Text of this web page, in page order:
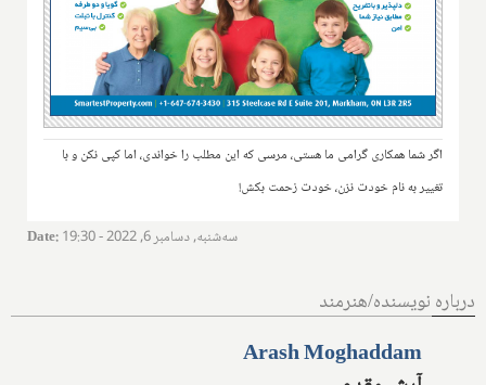
اگر شما همکاری گرامی ما هستی، مرسی که این مطلب را خواندی، اما کپی نکن و با
تغییر به نام خودت نزن، خودت زحمت بکش!
Date: سه‌شنبه, دسامبر 6, 2022 - 19:30
درباره نویسنده/هنرمند
Arash Moghaddam